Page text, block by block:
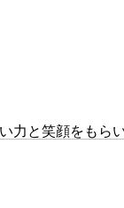
力と笑顔をもら